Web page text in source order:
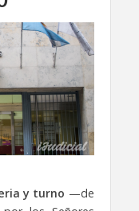
y turno —de